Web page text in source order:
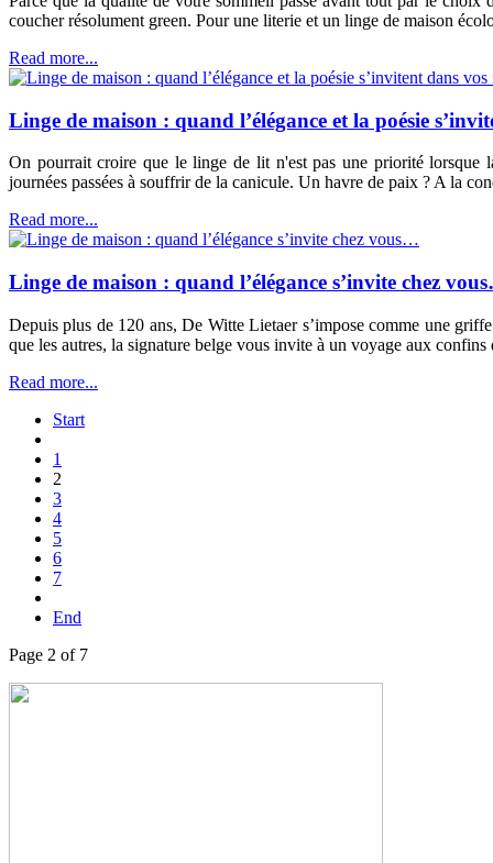
coucher résolument green. Pour une literie et un linge de maison
Read more...
Linge de maison : quand l’élégance et la poésie
On pourrait croire que le linge de lit n'est pas une priorité lorsque
journées passées à souffrir de la canicule. Un havre de paix ? A la
Read more...
Linge de maison : quand l’élégance s’invite chez
Depuis plus de 120 ans, De Witte Lietaer s’impose comme une
que les autres, la signature belge vous invite à un voyage aux
Read more...
Start
1
2
3
4
5
6
7
End
Page 2 of 7